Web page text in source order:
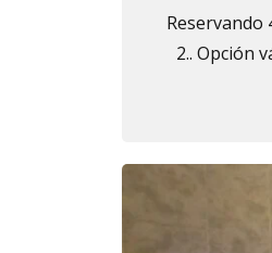
Reservando
2.. Opción